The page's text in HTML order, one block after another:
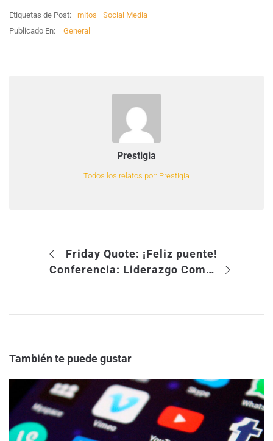
Etiquetas de Post: mitos
Social Media
Publicado En:
General
Prestigia
Todos los relatos por: Prestigia
Friday Quote: ¡Feliz puente!
Conferencia: Liderazgo Comercial en Epocas de Incertidumbre
También te puede gustar